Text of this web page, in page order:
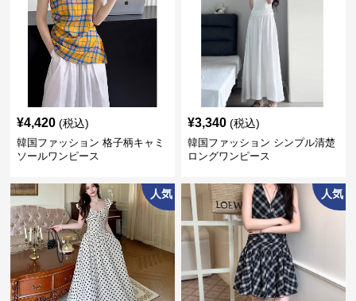
¥4,420 (税込)
韓国ファッション 格子柄キャミ
ソールワンピース
¥3,340 (税込)
韓国ファッション シンプル清楚
ロングワンピース
人気 人気